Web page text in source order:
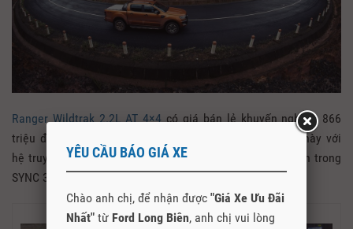
Ranger Wildtrak 2.2L AT 4×4 có giá bán lẻ khuyến nghị là 866
triệu đồng. Người anh em của phiên bản Wildtrak 2.2L này với
hệ truyền động 1 cầu 4×2 cũng được nâng cấp Navigation trong
SYNC 3 và có giá mới là 837 triệu đồng.
YÊU CẦU BÁO GIÁ XE
Chào anh chị, để nhận được "Giá Xe Ưu Đãi
Nhất" từ Ford Long Biên, anh chị vui lòng